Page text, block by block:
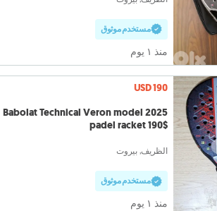
مستخدم موثوق
منذ ١ يوم
USD 190
Babolat Technical Veron model 2025
padel racket 190$
الظريف, بيروت
مستخدم موثوق
منذ ١ يوم